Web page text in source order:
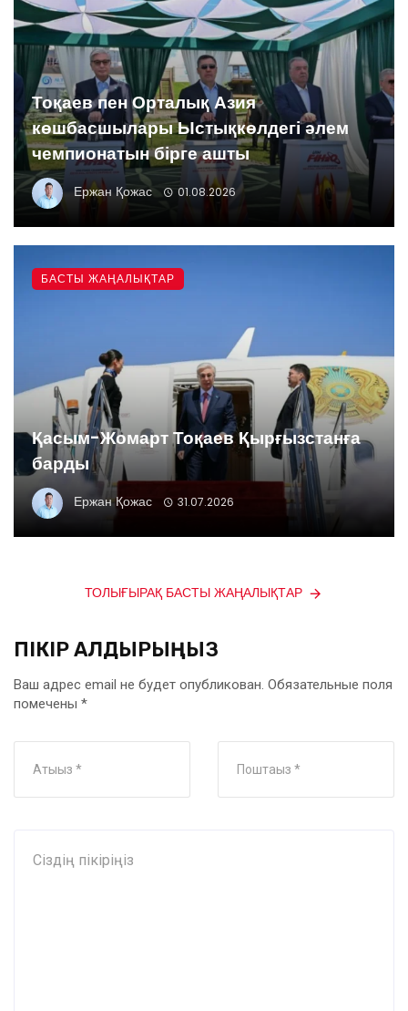
Тоқаев пен Орталық Азия
көшбасшылары Ыстықкөлдегі әлем
чемпионатын бірге ашты
Ержан Қожас 01.08.2026
Қасым-Жомарт Тоқаев Қырғызстанға
барды
Ержан Қожас 31.07.2026
БАСТЫ ЖАҢАЛЫҚТАР
ТОЛЫҒЫРАҚ БАСТЫ ЖАҢАЛЫҚТАР
ПІКІР ҚАЛДЫРЫҢЫЗ
Ваш адрес email не будет опубликован. Обязательные поля
помечены *